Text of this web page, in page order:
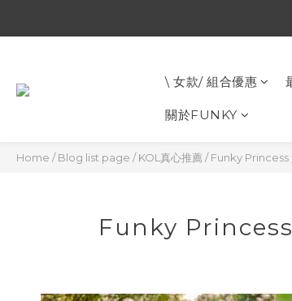
\ 女款/ 組合優惠
關於FUNKY
Home /Blog list page /KOL真心推薦 /Funky Princess
Funky Princess